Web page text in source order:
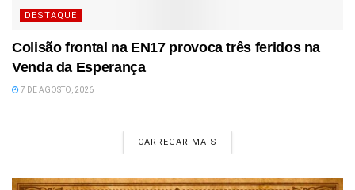
DESTAQUE
Colisão frontal na EN17 provoca três feridos na
Venda da Esperança
7 DE AGOSTO, 2026
CARREGAR MAIS